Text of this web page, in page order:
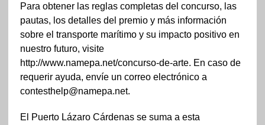
Para obtener las reglas completas del concurso, las
pautas, los detalles del premio y más información
sobre el transporte marítimo y su impacto positivo en
nuestro futuro, visite
http://www.namepa.net/concurso-de-arte. En caso de
requerir ayuda, envíe un correo electrónico a
contesthelp@namepa.net.
El Puerto Lázaro Cárdenas se suma a esta